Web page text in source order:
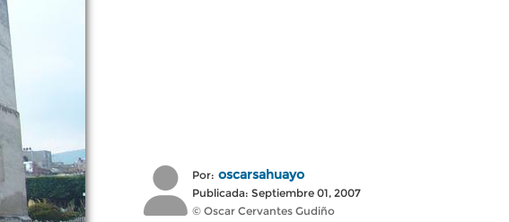
Por: oscarsahuayo
Publicada: Septiembre 01, 2007
© Oscar Cervantes Gudiño